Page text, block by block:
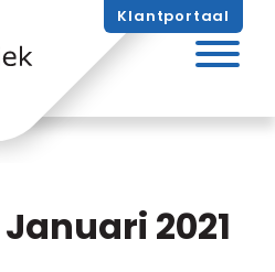
Klantportaal
2021